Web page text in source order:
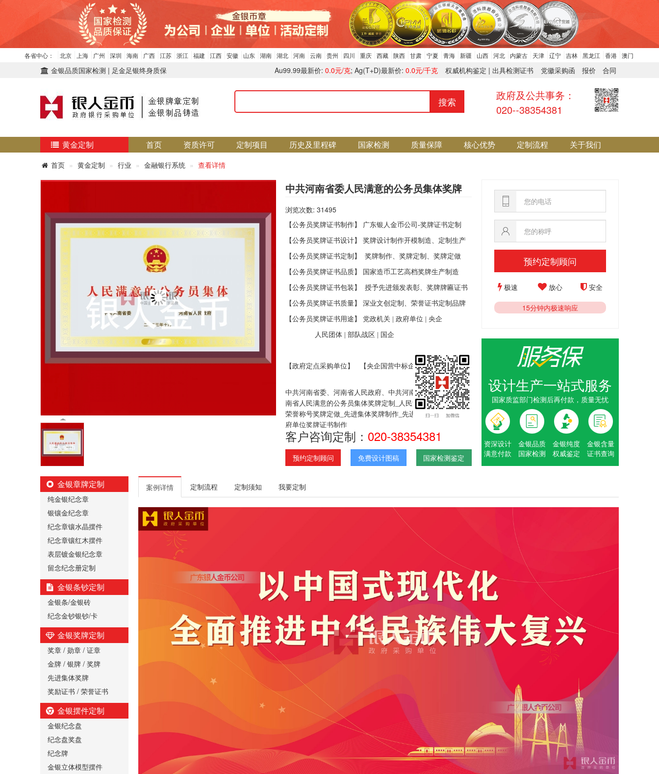
各省中心： 北京 上海 广州 深圳 海南 广西 江苏 浙江 福建 江西 安徽 山东 湖南 湖北 河南 云南 贵州 四川 重庆 西藏 陕西 甘肃 宁夏 青海 新疆 山西 河北 内蒙古 天津 辽宁 吉林 黑龙江 香港 澳门
金银品质国家检测 | 足金足银终身质保 党徽采购函 报价 合同
权威机构鉴定 | 出具检测证书
Au99.99最新价: 0.0元/克; Ag(T+D)最新价: 0.0元/千克
搜索
政府及公共事务：
020--38354381
黄金定制 首页 资质许可 定制项目 历史及里程碑 国家检测 质量保障 核心优势 定制流程 关于我们
首页 黄金定制 行业 金融银行系统 查看详情
中共河南省委人民满意的公务员集体奖牌
浏览次数: 31495
【公务员奖牌证书制作】 广东银人金币公司-奖牌证书定制
【公务员奖牌证书设计】 奖牌设计制作开模制造、定制生产
【公务员奖牌证书定制】 奖牌制作、奖牌定制、奖牌定做
【公务员奖牌证书品质】 国家造币工艺高档奖牌生产制造
【公务员奖牌证书包装】 授予先进颁发表彰、奖牌牌匾证书
【公务员奖牌证书质量】 深业文创定制、荣誉证书定制品牌
【公务员奖牌证书用途】 党政机关 政府单位 央企
人民团体 部队战区 国企
【政府定点采购单位】 【央企国营中标企业】
中共河南省委、河南省人民政府、中共河南省委组织部、 河
南省人民满意的公务员集体奖牌定制_人民满意的公务员集体
荣誉称号奖牌定做_先进集体奖牌制作_先进单位奖牌制作_政
府单位奖牌证书制作
客户咨询定制： 020-38354381
预约定制顾问 免费设计图稿 国家检测鉴定
预约定制顾问
极速 放心 安全
15分钟内极速响应
设计生产一站式服务
国家质监部门检测后再付款，质量无忧
资深设计
满意付款
金银品质
国家检测
金银纯度
权威鉴定
金银含量
证书查询
金银章牌定制
纯金银纪念章
银镶金纪念章
纪念章镶水晶摆件
纪念章镶红木摆件
表层镀金银纪念章
留念纪念册定制
金银条钞定制
金银条/金银砖
纪念金钞银钞/卡
金银奖牌定制
奖章 / 勋章 / 证章
金牌 / 银牌 / 奖牌
先进集体奖牌
奖励证书 / 荣誉证书
金银摆件定制
金银纪念盘
纪念盘奖盘
纪念牌
金银立体模型摆件
案例详情 定制流程 定制须知 我要定制